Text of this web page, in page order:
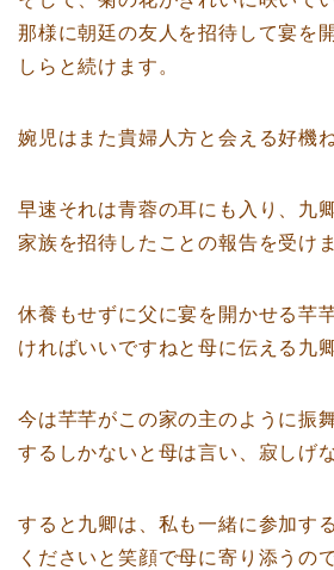
那様に朝廷の友人を招待して宴を
しらと続けます。
婉児はまた貴婦人方と会える好機
早速それは青蓉の耳にも入り、九
家族を招待したことの報告を受けま
休養もせずに父に宴を開かせる芊
ければいいですねと母に伝える九卿
今は芊芊がこの家の主のように振
するしかないと母は言い、寂しげ
すると九卿は、私も一緒に参加す
くださいと笑顔で母に寄り添うの